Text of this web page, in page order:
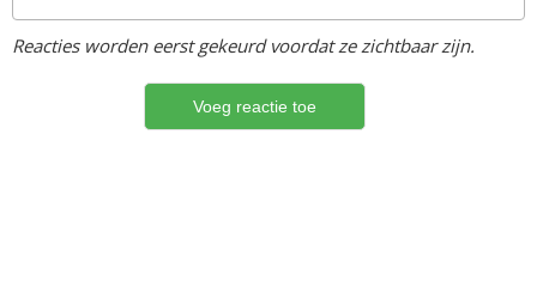
Reacties worden eerst gekeurd voordat ze zichtbaar zijn.